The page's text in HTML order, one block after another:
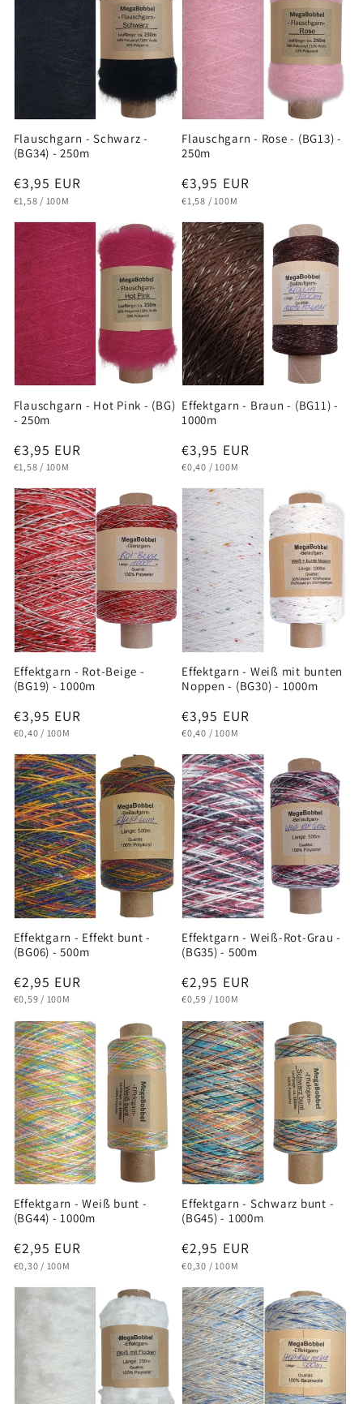
Flauschgarn - Schwarz -
(BG34) - 250m
Normaler
Preis
€3,95 EUR
GRUNDPREIS
€1,58 / PRO
100M
Flauschgarn - Rose - (BG13) -
250m
Normaler
Preis
€3,95 EUR
GRUNDPREIS
€1,58 / PRO
100M
Flauschgarn - Hot Pink - (BG)
- 250m
Normaler
Preis
€3,95 EUR
GRUNDPREIS
€1,58 / PRO
100M
Effektgarn - Braun - (BG11) -
1000m
Normaler
Preis
€3,95 EUR
GRUNDPREIS
€0,40 / PRO
100M
Effektgarn - Rot-Beige -
(BG19) - 1000m
Normaler
Preis
€3,95 EUR
GRUNDPREIS
€0,40 / PRO
100M
Effektgarn - Weiß mit bunten
Noppen - (BG30) - 1000m
Normaler
Preis
€3,95 EUR
GRUNDPREIS
€0,40 / PRO
100M
Effektgarn - Effekt bunt -
(BG06) - 500m
Normaler
Preis
€2,95 EUR
GRUNDPREIS
€0,59 / PRO
100M
Effektgarn - Weiß-Rot-Grau -
(BG35) - 500m
Normaler
Preis
€2,95 EUR
GRUNDPREIS
€0,59 / PRO
100M
Effektgarn - Weiß bunt -
(BG44) - 1000m
Normaler
Preis
€2,95 EUR
GRUNDPREIS
€0,30 / PRO
100M
Effektgarn - Schwarz bunt -
(BG45) - 1000m
Normaler
Preis
€2,95 EUR
GRUNDPREIS
€0,30 / PRO
100M